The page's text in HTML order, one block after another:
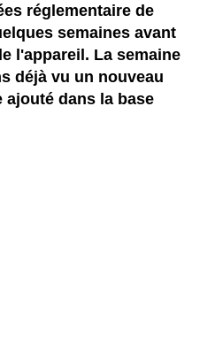
réglementaire de
semaines avant
l'appareil. La semaine
déjà vu un nouveau
ajouté dans la base